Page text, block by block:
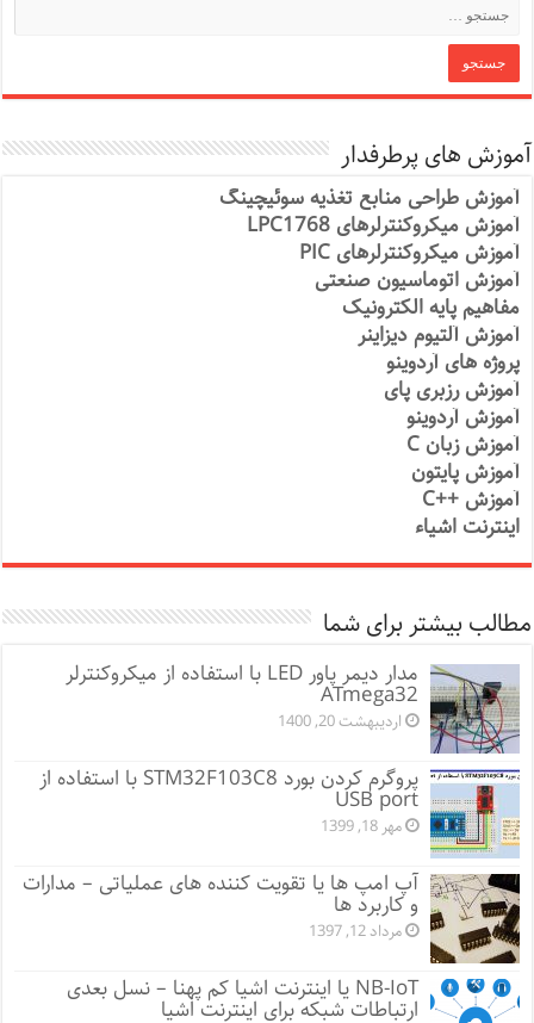
آموزش های پرطرفدار
آموزش طراحی منابع تغذیه سوئیچینگ
آموزش میکروکنترلرهای LPC1768
آموزش میکروکنترلرهای PIC
آموزش اتوماسیون صنعتی
مفاهیم پایه الکترونیک
آموزش آلتیوم دیزاینر
پروژه های آردوینو
آموزش رزبری پای
آموزش آردوینو
آموزش زبان C
آموزش پایتون
آموزش ++C
اینترنت اشیاء
مطالب بیشتر برای شما
مدار دیمر پاور LED با استفاده از میکروکنترلر
ATmega32
اردیبهشت 20, 1400
پروگرم کردن بورد STM32F103C8 با استفاده از
USB port
مهر 18, 1399
آپ امپ ها یا تقویت کننده های عملیاتی – مدارات
و کاربرد ها
مرداد 12, 1397
NB-IoT یا اینترنت اشیا کم پهنا – نسل بعدی
ارتباطات شبکه برای اینترنت اشیا